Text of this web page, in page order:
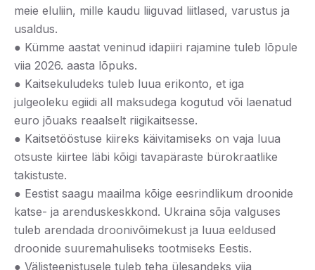
meie eluliin, mille kaudu liiguvad liitlased, varustus ja
usaldus.
● Kümme aastat veninud idapiiri rajamine tuleb lõpule
viia 2026. aasta lõpuks.
● Kaitsekuludeks tuleb luua erikonto, et iga
julgeoleku egiidi all maksudega kogutud või laenatud
euro jõuaks reaalselt riigikaitsesse.
● Kaitsetööstuse kiireks käivitamiseks on vaja luua
otsuste kiirtee läbi kõigi tavapäraste bürokraatlike
takistuste.
● Eestist saagu maailma kõige eesrindlikum droonide
katse- ja arenduskeskkond. Ukraina sõja valguses
tuleb arendada droonivõimekust ja luua eeldused
droonide suuremahuliseks tootmiseks Eestis.
● Välisteenistusele tuleb teha ülesandeks viia